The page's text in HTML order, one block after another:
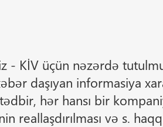
- KİV üçün nəzərdə
daşıyan informasiya
hər hansı bir
reallaşdırılması və s.